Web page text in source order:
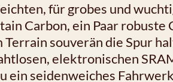
für grobes und
Carbon, ein Paar robuste
Terrain souverän die Spur
elektronischen
ein seidenweiches